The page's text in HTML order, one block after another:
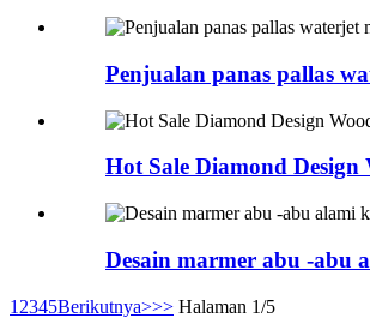
Penjualan panas pallas
Hot Sale Diamond
Desain marmer abu -abu
1 2345Berikutnya>>> Halaman 1/5